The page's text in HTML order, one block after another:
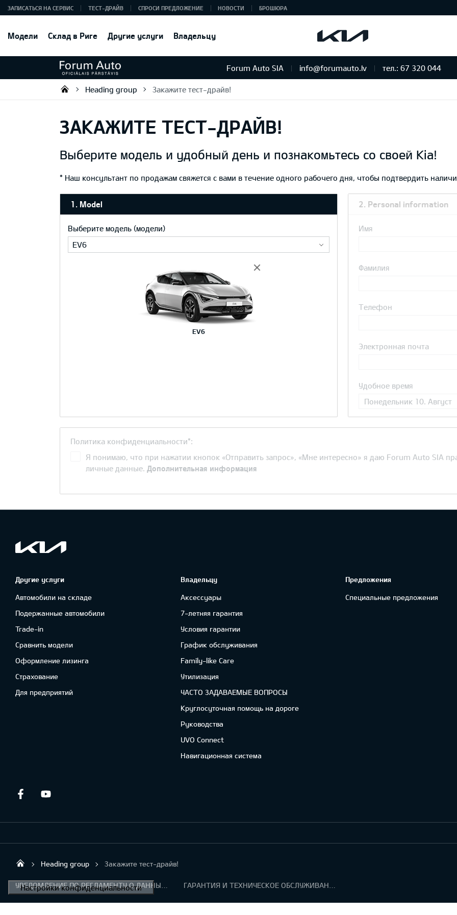
Модели Склад в Риге Другие услуги Владельцу
ЗАПИСАТЬСЯ НА СЕРВИС ТЕСТ-ДРАЙВ СПРОСИ ПРЕДЛОЖЕНИЕ НОВОСТИ БРОШЮРА
Forum Auto SIA info@forumauto.lv тел.: 67 320 044
Forum Auto SIA
Heading group Закажите тест-драйв!
ЗАКАЖИТЕ ТЕСТ-ДРАЙВ!
Выберите модель и удобный день и познакомьтесь со своей Kia!
* Наш консультант по продажам свяжется с вами в течение одного рабочего дня, чтобы подтвердить
1. Model 2. Personal information
Выберите модель (модели)
EV6
EV6
Имя
Фамилия
Телефон
Электронная почта
Удобное время
Понедельник 10. Август
Политика конфиденциальности*:
Я понимаю, что при нажатии кнопок «Отправить запрос», «Мне интересно» я даю Forum Auto SIA
личные данные. Дополнительная информация
Другие услуги
Автомобили на складе
Подержанные автомобили
Trade-in
Сравнить модели
Oформлениe лизинга
Cтрахование
Для предприятий
Владельцу
Аксессуары
7-летняя гарантия
Условия гарантии
График обслуживания
Family-like Care
Утилизация
ЧАСТО ЗАДАВАЕМЫЕ ВОПРОСЫ
Круглосуточная помощь на дороге
Руководства
UVO Connect
Навигационная система
Предложения
Специальные предложения
Facebook
Forum Auto SIA
Heading group Закажите тест-драйв!